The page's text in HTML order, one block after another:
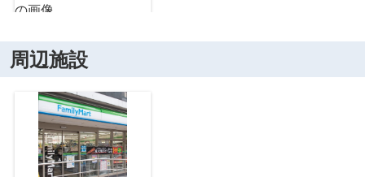
西天満ロイヤービル
周辺施設